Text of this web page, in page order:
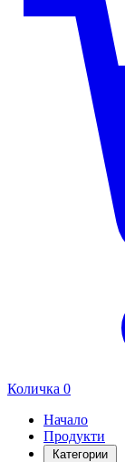
Количка 0
Начало
Продукти
Категории